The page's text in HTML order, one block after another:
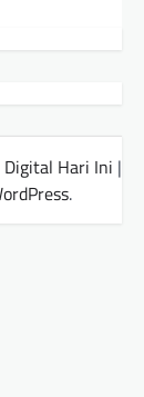
Digital Hari Ini |
.